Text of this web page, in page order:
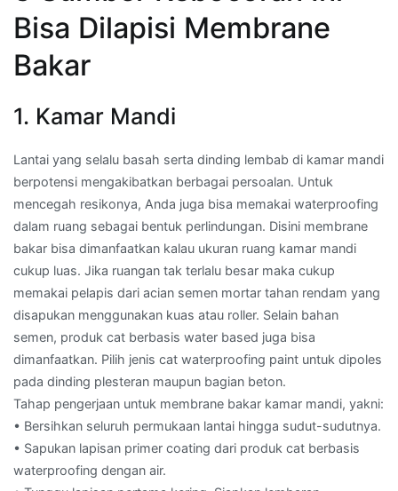
Bisa Dilapisi Membrane
Bakar
1. Kamar Mandi
Lantai yang selalu basah serta dinding lembab di kamar mandi
berpotensi mengakibatkan berbagai persoalan. Untuk
mencegah resikonya, Anda juga bisa memakai waterproofing
dalam ruang sebagai bentuk perlindungan. Disini membrane
bakar bisa dimanfaatkan kalau ukuran ruang kamar mandi
cukup luas. Jika ruangan tak terlalu besar maka cukup
memakai pelapis dari acian semen mortar tahan rendam yang
disapukan menggunakan kuas atau roller. Selain bahan
semen, produk cat berbasis water based juga bisa
dimanfaatkan. Pilih jenis cat waterproofing paint untuk dipoles
pada dinding plesteran maupun bagian beton.
Tahap pengerjaan untuk membrane bakar kamar mandi, yakni:
• Bersihkan seluruh permukaan lantai hingga sudut-sudutnya.
• Sapukan lapisan primer coating dari produk cat berbasis
waterproofing dengan air.